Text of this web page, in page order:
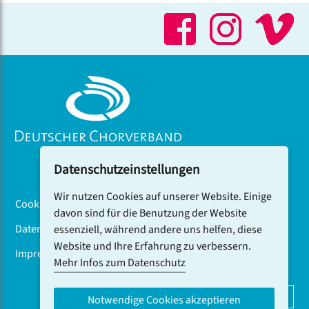
Cookiebanner
Datenschutz
Impressum
DCV-NEWSLETTER ABONNIEREN
Datenschutzeinstellungen
Wir nutzen Cookies auf unserer Website. Einige
davon sind für die Benutzung der Website
essenziell, während andere uns helfen, diese
Website und Ihre Erfahrung zu verbessern.
Mehr Infos zum Datenschutz
Notwendige Cookies akzeptieren